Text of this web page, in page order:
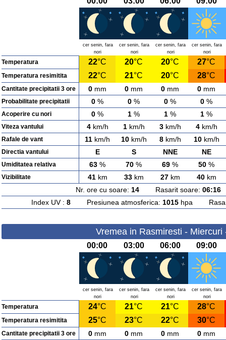
cer senin, fara
nori
cer senin, fara
nori
cer senin, fara
nori
cer senin, fara
nori
Temperatura 22°C 20°C 20°C 27°C
Temperatura resimitita 22°C 21°C 20°C 28°C
Cantitate precipitatii 3 ore 0 mm 0 mm 0 mm 0 mm
Probabilitate precipitatii 0 % 0 % 0 % 0 %
Acoperire cu nori 0 % 1 % 1 % 1 %
Viteza vantului 4km/h 1km/h 3km/h 4km/h
Rafale de vant 11 km/h 10km/h 8km/h 10km/h
Directia vantului E S NNE NE
Umiditatea relativa 63 % 70 % 69 % 50 %
Vizibilitate 41km 33km 27km 40km
Nr. ore cu soare: 14Rasarit soare: 06:16
Index UV : 8 Presiunea atmosferica: 1015 hpa
Vremea in Rasmiresti - Miercuri
00:00 03:00 06:00 09:00
cer senin, fara
nori
cer senin, fara
nori
cer senin, fara
nori
cer senin, fara
nori
Temperatura 24°C 21°C 21°C 28°C
Temperatura resimitita 25°C 23°C 22°C 30°C
Cantitate precipitatii 3 ore 0 mm 0 mm 0 mm 0 mm